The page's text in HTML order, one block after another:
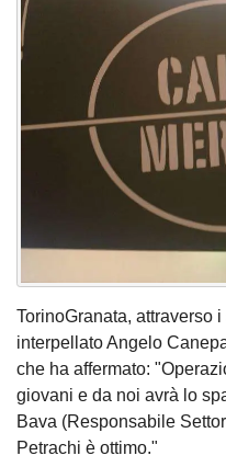
TorinoGranata, attraverso
interpellato Angelo
che ha affermato:
giovani e da noi avrà lo
Bava (Responsabile
Petrachi è ottimo."